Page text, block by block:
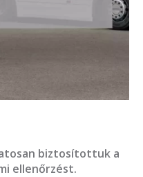
biztosítottuk a
ellenőrzést.